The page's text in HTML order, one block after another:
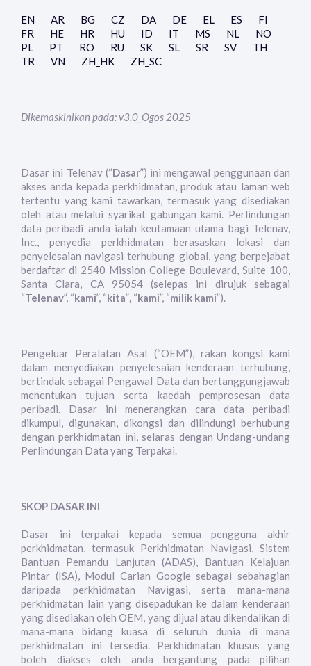
EN AR BG CZ DA DE EL ES
FI
FR
HE HR HU ID IT MS NL
NO
PL
PT RO RU SK SL SR SV
TH
TR
VN ZH_HK ZH_SC
Dikemaskinikan pada: v3.0_Ogos 2025
Dasar ini Telenav (“Dasar”) ini mengawal penggunaan dan
akses anda kepada perkhidmatan, produk atau laman web
tertentu yang kami tawarkan, termasuk yang disediakan
oleh atau melalui syarikat gabungan kami. Perlindungan
data peribadi anda ialah keutamaan utama bagi Telenav,
Inc., penyedia perkhidmatan berasaskan lokasi dan
penyelesaian navigasi terhubung global, yang berpejabat
berdaftar di 2540 Mission College Boulevard, Suite 100,
Santa Clara, CA 95054 (selepas ini dirujuk sebagai
“Telenav”, “kami”, “kita”, “kami”, “milik kami”).
Pengeluar Peralatan Asal (“OEM”), rakan kongsi kami
dalam menyediakan penyelesaian kenderaan terhubung,
bertindak sebagai Pengawal Data dan bertanggungjawab
menentukan tujuan serta kaedah pemprosesan data
peribadi. Dasar ini menerangkan cara data peribadi
dikumpul, digunakan, dikongsi dan dilindungi berhubung
dengan perkhidmatan ini, selaras dengan Undang-undang
Perlindungan Data yang Terpakai.
SKOP DASAR INI
Dasar ini terpakai kepada semua pengguna akhir
perkhidmatan, termasuk Perkhidmatan Navigasi, Sistem
Bantuan Pemandu Lanjutan (ADAS), Bantuan Kelajuan
Pintar (ISA), Modul Carian Google sebagai sebahagian
daripada perkhidmatan Navigasi, serta mana-mana
perkhidmatan lain yang disepadukan ke dalam kenderaan
yang disediakan oleh OEM, yang dijual atau dikendalikan di
mana-mana bidang kuasa di seluruh dunia di mana
perkhidmatan ini tersedia. Perkhidmatan khusus yang
boleh diakses oleh anda bergantung pada pilihan